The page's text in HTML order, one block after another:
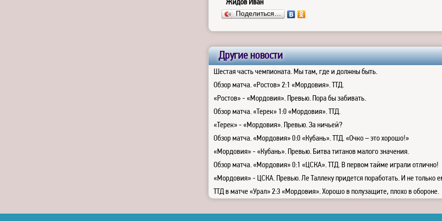
Жидов Иван
Поделиться…
Другие новости
Шестая часть чемпионата. Мы там, где и должны быть.
Обзор матча. «Ростов» 2:1 «Мордовия». ТТД.
«Ростов» - «Мордовия». Превью. Пора бы забивать.
Обзор матча. «Терек» 1:0 «Мордовия». ТТД.
«Терек» - «Мордовия». Превью. За ничьей?
Обзор матча. «Мордовия» 0:0 «Кубань». ТТД. «Очко – это хорошо!»
«Мордовия» - «Кубань». Превью. Битва титанов малого значения.
Обзор матча. «Мордовия» 0:1 «ЦСКА». ТТД. В первом тайме играли отлично!
«Мордовия» - ЦСКА. Превью. Ле Таллеку придется поработать. И не только
ТТД в матче «Урал» 2:3 «Мордовия». Хорошо в полузащите, плохо в обороне.